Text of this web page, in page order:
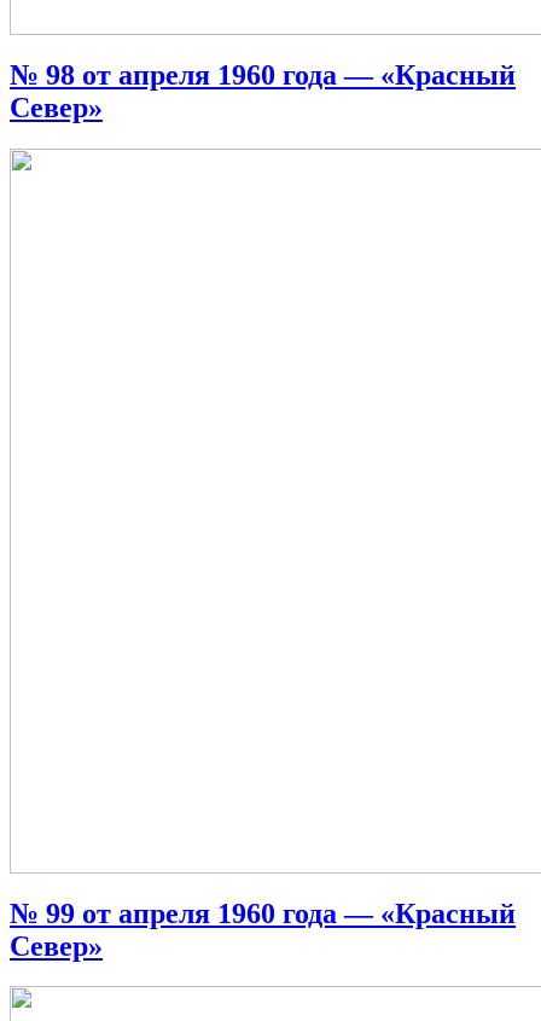
№ 98 от апреля 1960 года — «Красный
Север»
№ 99 от апреля 1960 года — «Красный
Север»